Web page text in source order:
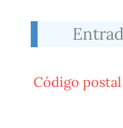
Código